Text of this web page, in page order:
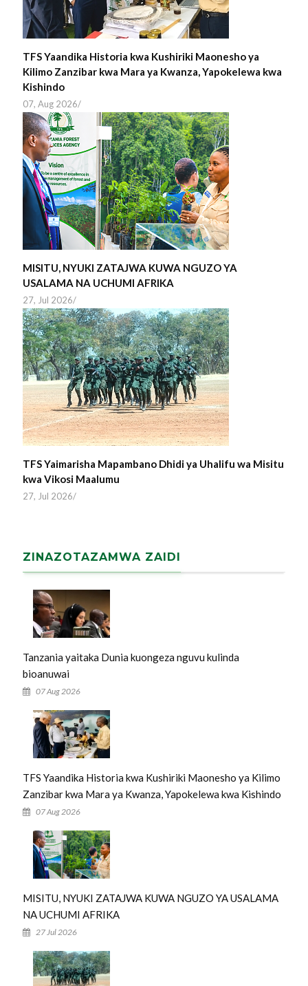
TFS Yaandika Historia kwa Kushiriki Maonesho ya
Kilimo Zanzibar kwa Mara ya Kwanza, Yapokelewa kwa
Kishindo
07, Aug 2026/
MISITU, NYUKI ZATAJWA KUWA NGUZO YA
USALAMA NA UCHUMI AFRIKA
27, Jul 2026/
TFS Yaimarisha Mapambano Dhidi ya Uhalifu wa Misitu
kwa Vikosi Maalumu
27, Jul 2026/
ZINAZOTAZAMWA ZAIDI
Tanzania yaitaka Dunia kuongeza nguvu kulinda
bioanuwai
07 Aug 2026
TFS Yaandika Historia kwa Kushiriki Maonesho ya Kilimo
Zanzibar kwa Mara ya Kwanza, Yapokelewa kwa Kishindo
07 Aug 2026
MISITU, NYUKI ZATAJWA KUWA NGUZO YA USALAMA
NA UCHUMI AFRIKA
27 Jul 2026